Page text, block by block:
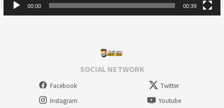
00:00 00:39
SOCIAL NETWORK
Facebook
Twitter
Instagram
Youtube